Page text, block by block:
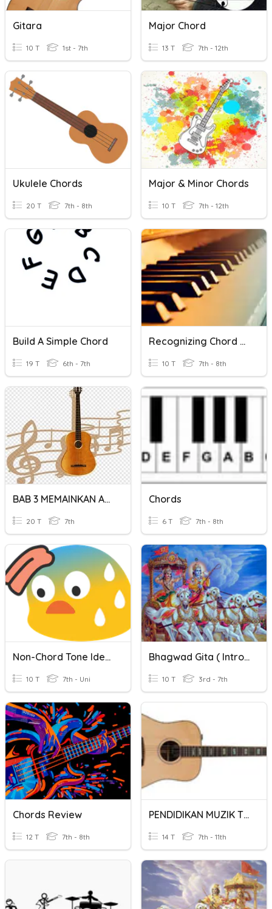
Gitara
10 T 1st - 7th
Major Chord
13 T 7th - 12th
Ukulele Chords
20 T 7th - 8th
Major & Minor Chords
10 T 7th - 12th
Build A Simple Chord
19 T 6th - 7th
Recognizing Chord Progressions
10 T 7th - 8th
BAB 3 MEMAINKAN ALAT MUSIK SEDERHANA
20 T 7th
Chords
6 T 7th - 8th
Non-Chord Tone Identification
10 T 7th - Uni
Bhagwad Gita ( Introduction )
10 T 3rd - 7th
Chords Review
12 T 7th - 8th
PENDIDIKAN MUZIK TINGKATAN 1 : PENGENALAN GITAR
14 T 7th - 11th